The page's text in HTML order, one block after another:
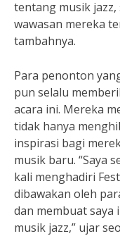
tentang musik
wawasan mereka
tambahnya.
Para penonton
pun selalu
acara ini. Mereka
tidak hanya
inspirasi bagi
musik baru. “Saya
kali menghadiri
dibawakan oleh
dan membuat saya
musik jazz,” ujar